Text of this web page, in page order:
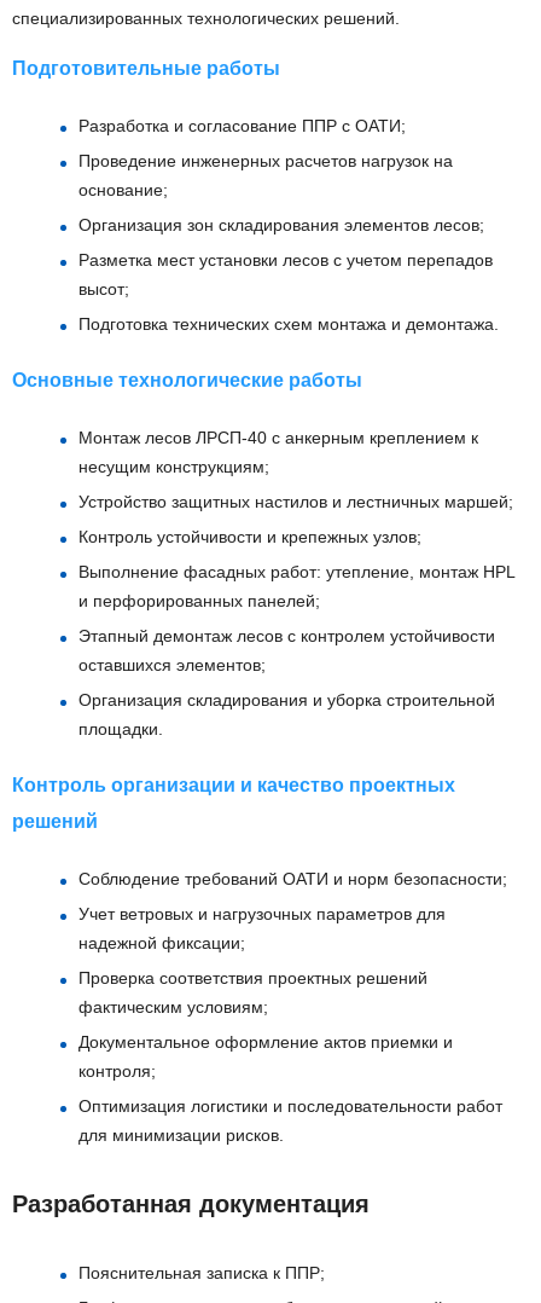
специализированных технологических решений.
Подготовительные работы
Разработка и согласование ППР с ОАТИ;
Проведение инженерных расчетов нагрузок на
основание;
Организация зон складирования элементов лесов;
Разметка мест установки лесов с учетом перепадов
высот;
Подготовка технических схем монтажа и демонтажа.
Основные технологические работы
Монтаж лесов ЛРСП-40 с анкерным креплением к
несущим конструкциям;
Устройство защитных настилов и лестничных маршей;
Контроль устойчивости и крепежных узлов;
Выполнение фасадных работ: утепление, монтаж HPL
и перфорированных панелей;
Этапный демонтаж лесов с контролем устойчивости
оставшихся элементов;
Организация складирования и уборка строительной
площадки.
Контроль организации и качество проектных
решений
Соблюдение требований ОАТИ и норм безопасности;
Учет ветровых и нагрузочных параметров для
надежной фиксации;
Проверка соответствия проектных решений
фактическим условиям;
Документальное оформление актов приемки и
контроля;
Оптимизация логистики и последовательности работ
для минимизации рисков.
Разработанная документация
Пояснительная записка к ППР;